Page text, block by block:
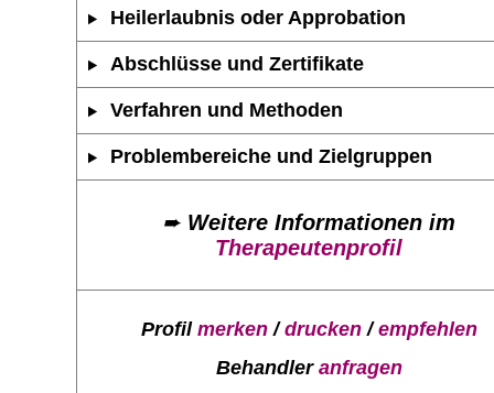
Heilerlaubnis oder Approbation
Abschlüsse und Zertifikate
Verfahren und Methoden
Problembereiche und Zielgruppen
➨ Weitere Informationen im
Therapeutenprofil
Profil merken/drucken/empfehlen
Behandler anfragen